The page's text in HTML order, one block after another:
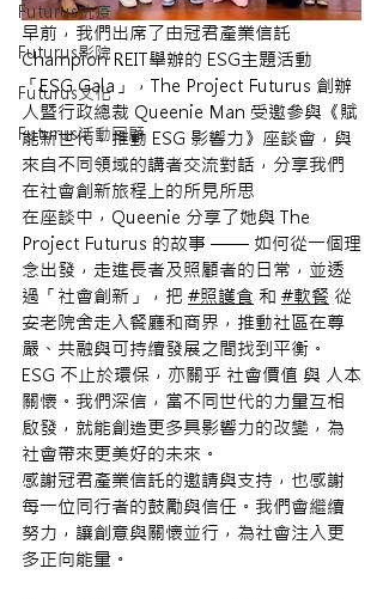
Futurus抗疫
Futurus影院
Futurus文化
Futurus活動回顧
早前，我們出席了由冠君產業信託
Champion REIT舉辦的 ESG主題活動
「ESG Gala」，The Project Futurus 創辦
人暨行政總裁 Queenie Man 受邀參與《賦
能新世代，推動 ESG 影響力》座談會，與
來自不同領域的講者交流對話，分享我們
在社會創新旅程上的所見所思
在座談中，Queenie 分享了她與 The
Project Futurus 的故事 —— 如何從一個理
念出發，走進長者及照顧者的日常，並透
過「社會創新」，把 #照護食 和 #軟餐 從
安老院舍走入餐廳和商界，推動社區在尊
嚴、共融與可持續發展之間找到平衡。
ESG 不止於環保，亦關乎 社會價值 與 人本
關懷。我們深信，當不同世代的力量互相
啟發，就能創造更多具影響力的改變，為
社會帶來更美好的未來。
感謝冠君產業信託的邀請與支持，也感謝
每一位同行者的鼓勵與信任。我們會繼續
努力，讓創意與關懷並行，為社會注入更
多正向能量。